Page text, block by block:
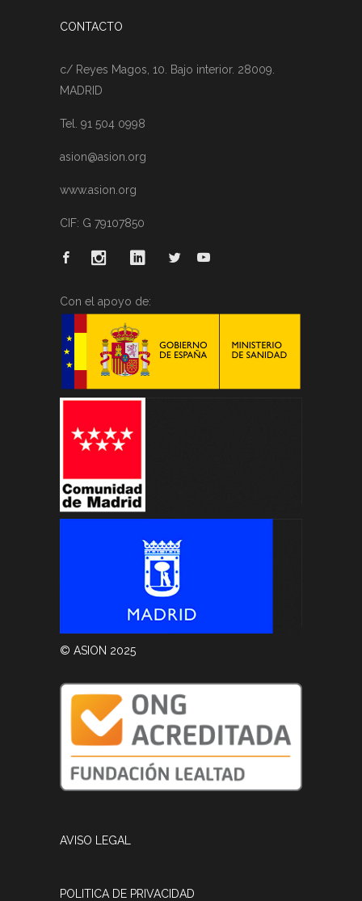
CONTACTO
c/ Reyes Magos, 10. Bajo interior. 28009.
MADRID
Tel. 91 504 0998
asion@asion.org
www.asion.org
CIF: G 79107850
Con el apoyo de:
© ASION 2025
AVISO LEGAL
POLITICA DE PRIVACIDAD